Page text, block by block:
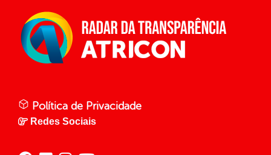
Política de Privacidade
Redes Sociais